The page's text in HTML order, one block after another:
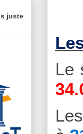
Le
juste